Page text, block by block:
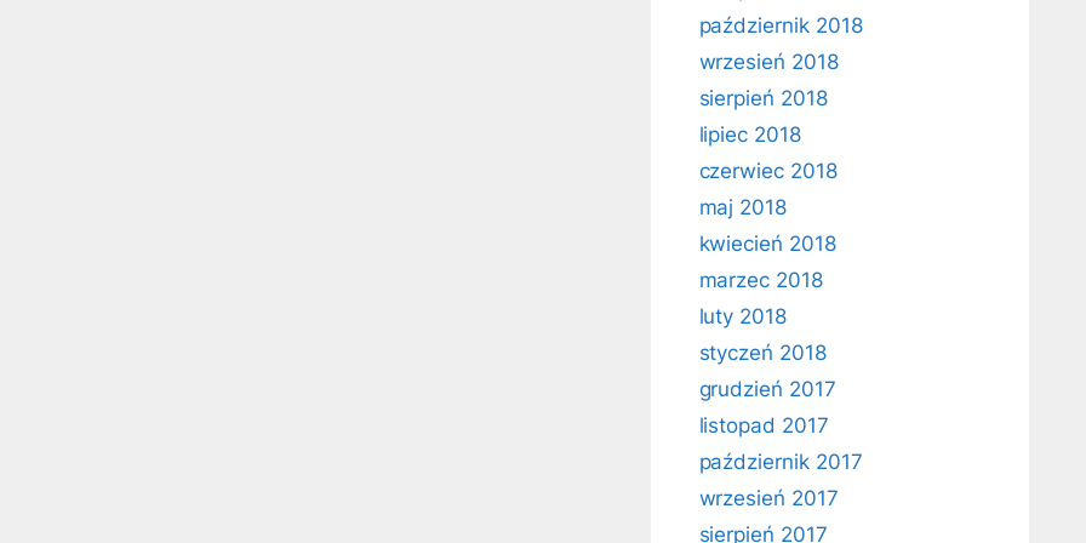
październik 2018
wrzesień 2018
sierpień 2018
lipiec 2018
czerwiec 2018
maj 2018
kwiecień 2018
marzec 2018
luty 2018
styczeń 2018
grudzień 2017
listopad 2017
październik 2017
wrzesień 2017
sierpień 2017